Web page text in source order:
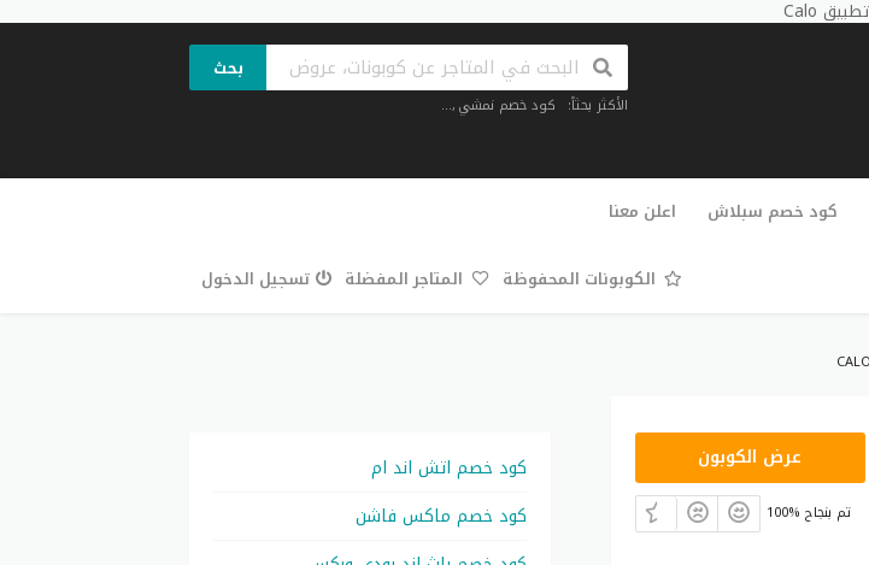
بحث
الأكثر بحثاً: كود خصم نمشي,...
تخطي
كود خصم سبلاش اعلن معنا
الكوبونات المحفوظة المتاجر المفضلة تسجيل الدخول
عرض الكوبون
100% تم بنجاح
كود خصم اتش اند ام
كود خصم ماكس فاشن